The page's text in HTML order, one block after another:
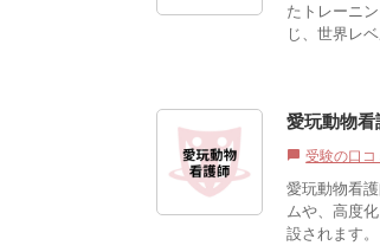
たトレーニ
じ、世界レ
愛玩動物看
chat_bubble 受験の口
愛玩動物看
ムや、高度
設されます。